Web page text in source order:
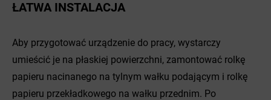
ŁATWA INSTALACJA
Aby przygotować urządzenie do pracy, wystarczy
umieścić je na płaskiej powierzchni, zamontować rolkę
papieru nacinanego na tylnym wałku podającym i rolkę
papieru przekładkowego na wałku przednim. Po